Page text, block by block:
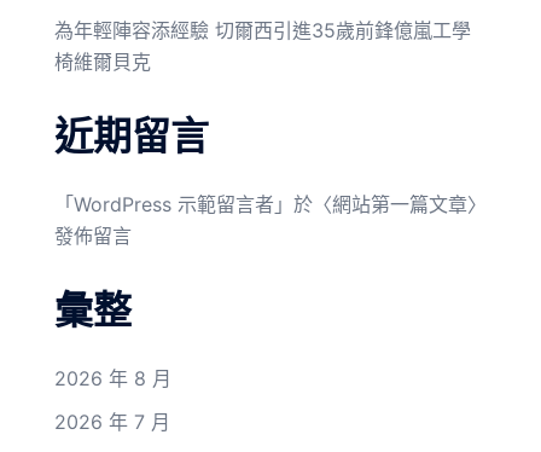
為年輕陣容添經驗 切爾西引進35歲前鋒億嵐工學
椅維爾貝克
近期留言
「 WordPress 示範留言者 」於〈網站第一篇文章〉
發佈留言
彙整
2026 年 8 月
2026 年 7 月